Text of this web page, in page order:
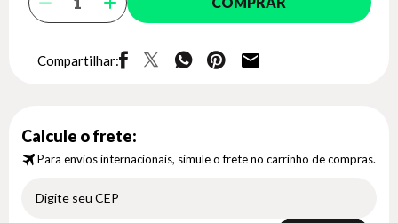
Compartilhar:
Calcule o frete:
Para envios internacionais, simule o frete no carrinho de compras.